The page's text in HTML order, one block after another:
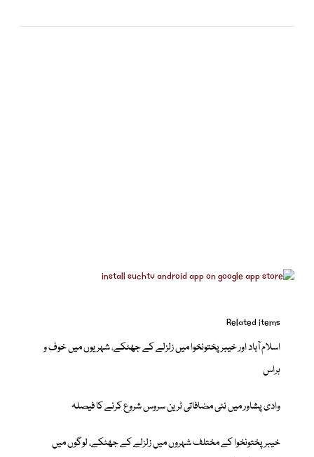
Related items
اسلام آباد اور خیبرپختونخوا میں زلزلے کے جھٹکے، شہریوں میں خوف و
ہراس
وادی پشاور میں نئی مضافاتی ٹرین سروس شروع کرنے کا فیصلہ
خیبرپختونخوا کے مختلف شہروں میں زلزلے کے جھٹکے، لوگوں میں